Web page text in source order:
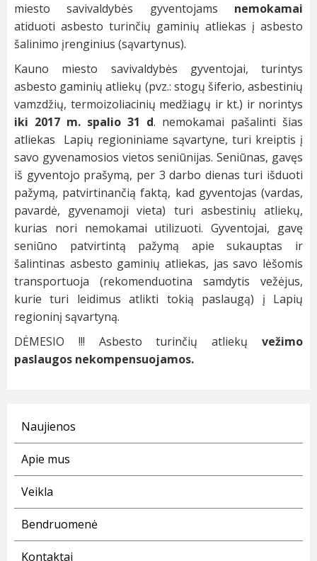
miesto savivaldybės gyventojams nemokamai
atiduoti asbesto turinčių gaminių atliekas į asbesto
šalinimo įrenginius (sąvartynus).
Kauno miesto savivaldybės gyventojai, turintys
asbesto gaminių atliekų (pvz.: stogų šiferio, asbestinių
vamzdžių, termoizoliacinių medžiagų ir kt.) ir norintys
iki 2017 m. spalio 31 d. nemokamai pašalinti šias
atliekas Lapių regioniniame sąvartyne, turi kreiptis į
savo gyvenamosios vietos seniūnijas. Seniūnas, gavęs
iš gyventojo prašymą, per 3 darbo dienas turi išduoti
pažymą, patvirtinančią faktą, kad gyventojas (vardas,
pavardė, gyvenamoji vieta) turi asbestinių atliekų,
kurias nori nemokamai utilizuoti. Gyventojai, gavę
seniūno patvirtintą pažymą apie sukauptas ir
šalintinas asbesto gaminių atliekas, jas savo lėšomis
transportuoja (rekomenduotina samdytis vežėjus,
kurie turi leidimus atlikti tokią paslaugą) į Lapių
regioninį sąvartyną.
DĖMESIO !!! Asbesto turinčių atliekų vežimo
paslaugos nekompensuojamos.
Naujienos
Apie mus
Veikla
Bendruomenė
Kontaktai